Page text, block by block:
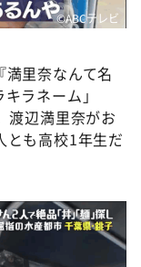
©️ABCテレビ
里奈なんて名
ラネーム」
渡辺満里奈がお
とも高校1年生だ